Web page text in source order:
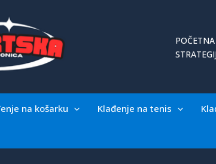
POČETNA
na košarku Klađenje na tenis